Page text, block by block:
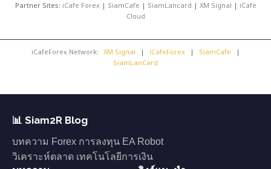
Partner Sites: iCafe Forex| SiamCafe | SiamLancard | XM Signal | iCafe
Cloud
iCafeForex Network: XM Signal | iCafeForex | SiamCafe
|
SiamLanCard
📊 Siam2R Blog
บทความ Forex การลงทุน EA Robot
วิเคราะห์ตลาด เทคโนโลยีการเงิน